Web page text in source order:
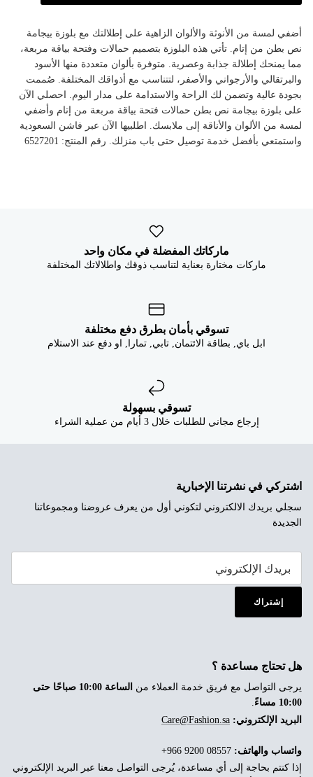
أضفي لمسة من الأنوثة والألوان الزاهية على إطلالتك مع بلوزة بيجامة
نص بطن من إتام. تأتي هذه البلوزة بتصميم حمالات وفتحة بياقة مربعة،
مما يمنحك إطلالة جذابة وعصرية. متوفرة بألوان متعددة منها الأسود
والبرتقالي والأرجواني والأصفر، لتتناسب مع أذواقك المختلفة. صُممت
بجودة عالية وتضمن لك الراحة والاستدامة على مدار اليوم. احصلي الآن
على بلوزة بيجامة نص بطن حمالات فتحة بياقة مربعة من إتام وأضفي
لمسة من الألوان والأناقة إلى ملابسك. اطلبيها الآن عبر فاشن السعودية
واستمتعي بأفضل خدمة توصيل حتى باب منزلك. رقم المنتج: 6527201
ماركاتك المفضلة في مكان واحد
ماركات مختارة بعناية لتناسب ذوقك واطلالاتك المختلفة
تسوقي بأمان بطرق دفع مختلفة
ابل باي, بطاقة الائتمان, تابي, تمارا, او دفع عند الاستلام
تسوقي بسهولة
إرجاع مجاني للطلبات خلال 3 أيام من عملية الشراء
اشتركي في نشرتنا الإخبارية
سجلي بريدك الالكتروني لتكوني أول من يعرف عروضنا ومجموعاتنا
الجديدة
إشتراك
هل تحتاج مساعدة ؟
يرجى التواصل مع فريق خدمة العملاء من
الساعة 10:00 صباحًا حتى
10:00 مساءً
البريد الإلكتروني: Care@Fashion.sa
واتساب والهاتف:
إذا كنتم بحاجة إلى أي مساعدة، يُرجى التواصل معنا عبر البريد الإلكتروني